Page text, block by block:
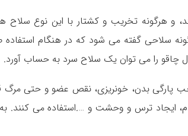
و هرگونه تخریب و کشتار با این نوع سلاح
سلاحی گفته می شود که در هنگام استفاده
چاقو را می توان یک سلاح سرد به حساب آورد.
پارگی بدن، خونریزی، نقص عضو و حتی مرگ
ایجاد ترس و وحشت و ….استفاده می کنند.